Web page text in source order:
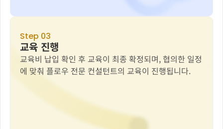
Step 03
교육 진행
교육비 납입 확인 후 교육이 최종 확정되며, 협의한 일정
에 맞춰 플로우 전문 컨설턴트의 교육이 진행됩니다.